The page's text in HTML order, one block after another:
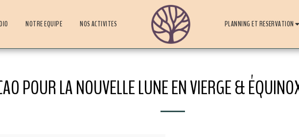
NOTRE EQUIPE NOS ACTIVITES PLANNING ET RESERVATION
POUR LA NOUVELLE LUNE EN VIERGE &